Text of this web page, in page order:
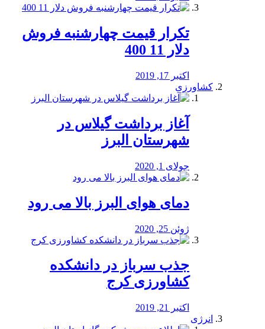
تکرار قیمت چهارشنبه فروش
دلار 11 400
اکتبر 17, 2019
کشاورزی
آغاز برداشت گیلاس در
شهرستان البرز
جولای 1, 2020
دمای هوای البرز بالا می رود
ژوئن 25, 2020
جذب سرباز در دانشکده
کشاورزی کرج
اکتبر 21, 2019
انرژی